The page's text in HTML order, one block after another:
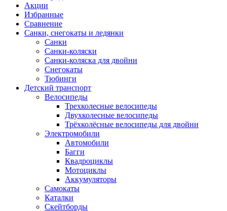
Акции
Избранные
Сравнение
Санки, снегокаты и ледянки
Санки
Санки-коляски
Санки-коляска для двойни
Снегокаты
Тюбинги
Детский транспорт
Велосипеды
Трехколесные велосипеды
Двухколесные велосипеды
Трёхколёсные велосипеды для двойни
Электромобили
Автомобили
Багги
Квадроциклы
Мотоциклы
Аккумуляторы
Самокаты
Каталки
Скейтборды